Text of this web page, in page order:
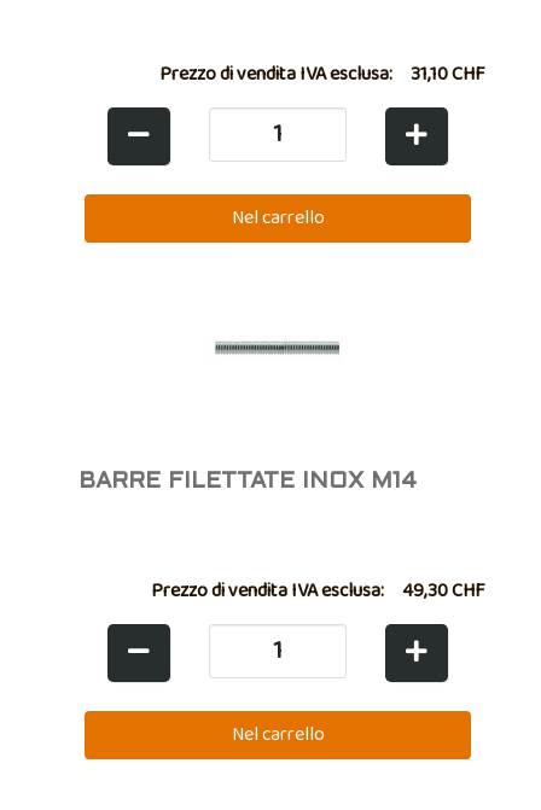
Prezzo di vendita IVA esclusa: 31,10 CHF
BARRE FILETTATE INOX M14
Prezzo di vendita IVA esclusa: 49,30 CHF